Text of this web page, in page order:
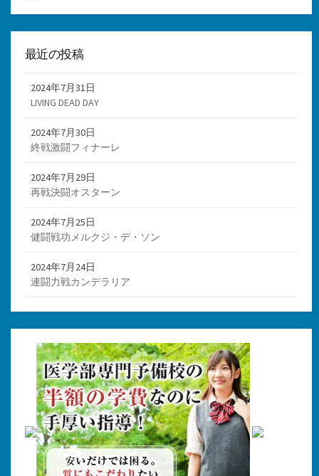
最近の投稿
2024年7月31日
LIVING DEAD DAY
2024年7月30日
終戦激闘フィナーレ
2024年7月29日
再戦決闘オスターン
2024年7月25日
健闘戦功メルクジ・デ・ソン
2024年7月24日
連闘力戦カンデラリア